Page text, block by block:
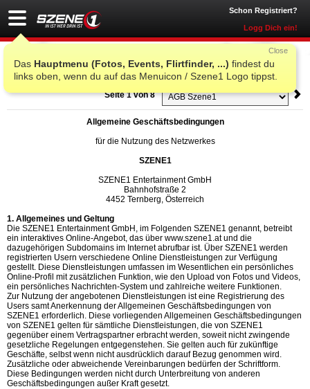
Schon Registriert?
Logg Dich ein!
Das Hauptmenu (Fotos, Events, Flirtfinder, ...) findest du
links oben, wenn du auf das Menuicon / Szene1 Logo tippst.
Close
AGB Szene1
Seite 1 von 8
Allgemeine Geschäftsbedingungen
für die Nutzung des Netzwerkes
SZENE1
SZENE1 Entertainment GmbH
Bahnhofstraße 2
4452 Ternberg, Österreich
1. Allgemeines und Geltung
Die SZENE1 Entertainment GmbH, im Folgenden SZENE1 genannt, betreibt
ein interaktives Online-Angebot, das über www.szene1.at und die
dazugehörigen Subdomains im Internet abrufbar ist. Über SZENE1 werden
registrierten Usern verschiedene Online Dienstleistungen zur Verfügung
gestellt. Diese Dienstleistungen umfassen im Wesentlichen ein persönliches
Online-Profil mit zusätzlichen Funktion, wie den Upload von Fotos und Videos,
ein persönliches Nachrichten-System und zahlreiche weitere Funktionen.
Zur Nutzung der angebotenen Dienstleistungen ist eine Registrierung des
Users samt Anerkennung der Allgemeinen Geschäftsbedingungen von
SZENE1 erforderlich. Diese vorliegenden Allgemeinen Geschäftsbedingungen
von SZENE1 gelten für sämtliche Dienstleistungen, die von SZENE1
gegenüber einem Vertragspartner erbracht werden, soweit nicht zwingende
gesetzliche Regelungen entgegenstehen. Sie gelten auch für zukünftige
Geschäfte, selbst wenn nicht ausdrücklich darauf Bezug genommen wird.
Zusätzliche oder abweichende Vereinbarungen bedürfen der Schriftform.
Diese Bedingungen werden nicht durch Unterbreitung von anderen
Geschäftsbedingungen außer Kraft gesetzt.